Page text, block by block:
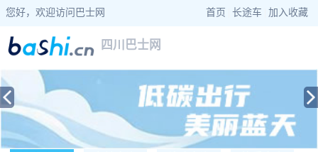
您好，欢迎访问巴士网 首页 长途车 加入收藏
四川巴士网